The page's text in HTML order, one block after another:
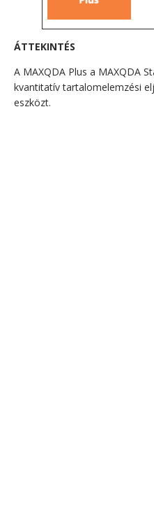
ÁTTEKINTÉS
A MAXQDA Plus a MAXQDA
kvantitatív tartalomelemzési
eszközt.